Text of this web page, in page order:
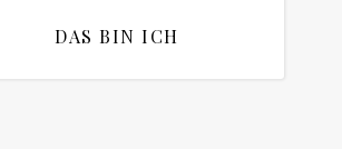
DAS BIN ICH